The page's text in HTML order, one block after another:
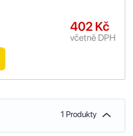
402 Kč
včetně DPH
1 Produkty